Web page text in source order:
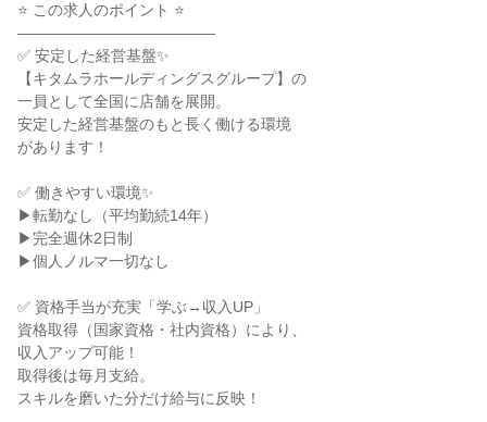
⭐ この求人のポイント ⭐
―――――――――――――
✅ 安定した経営基盤✨
【キタムラホールディングスグループ】の
一員として全国に店舗を展開。
安定した経営基盤のもと長く働ける環境
があります！
✅ 働きやすい環境✨
▶転勤なし（平均勤続14年）
▶完全週休2日制
▶個人ノルマ一切なし
✅ 資格手当が充実「学ぶ→収入UP」
資格取得（国家資格・社内資格）により、
収入アップ可能！
取得後は毎月支給。
スキルを磨いた分だけ給与に反映！